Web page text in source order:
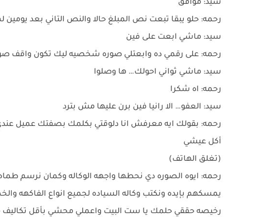
سيد: موافق
رحمه: حلو يبقا تبعت نص المبلغ حالا والنص التاني بعد يومين
سيد: ماشي ابعت على فين
رحمه: على رقمي ده وابعتلي صوره شخصيه ليك تكون واقف
سيد: ماشي ثواني احولك… ها وصلوا
رحمه: اه شكرا
سيد: العفو… الا رانيا فين برن عليها مش بترد
رحمه: بقولك ايه معرفش انا دلوقتي بكلمك بصفتك عميل
أكل عيشي
(تغلق الهاتف)
رحمه: ايوه الصوره دي نحطها واجهه الوكاله وكمان نرسم
يمسكهم بإيده ونكتب وكاله السياده لجميع انواع الفاكهه
رخيصه حققي حلمك يا ست البيت واعملي محشي بأقل